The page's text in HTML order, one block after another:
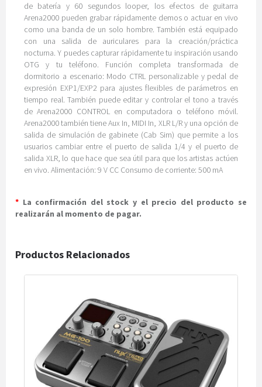
de batería y 60 segundos looper, los efectos de guitarra
Arena2000 pueden grabar rápidamente demos o actuar en vivo
como una banda de un solo hombre. También está equipado
con una salida de auriculares para la creación/práctica
nocturna. Y puedes capturar rápidamente tu inspiración usando
OTG y tu teléfono. Función completa transformada de
dormitorio a escenario: Modo CTRL personalizable y pedal de
expresión EXP1/EXP2 para ajustes flexibles de parámetros en
tiempo real. También puede editar y controlar el tono a través
de Arena2000 CONTROL en computadora o teléfono móvil.
Arena2000 también tiene Aux In, MIDI In, XLR L/R y una opción de
salida de simulación de gabinete (Cab Sim) que permite a los
usuarios cambiar entre el puerto de salida 1/4 y el puerto de
salida XLR, lo que hace que sea útil para que los artistas actúen
en vivo. Alimentación: 9 V CC Consumo de corriente: 500 mA
* La confirmación del stock y el precio del producto se
realizarán al momento de pagar.
Productos Relacionados